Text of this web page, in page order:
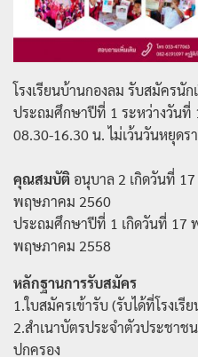
โรงเรียนบ้านกองลม รับสมัครนั
ประถมศึกษาปีที่ 1 ระหว่างวันที่
08.30-16.30 น. ไม่เว้นวันหยุดร
คุณสมบัติ อนุบาล 2 เกิดวันที่
พฤษภาคม 2560
ประถมศึกษาปีที่ 1 เกิดวันที่ 17
พฤษภาคม 2558
หลักฐานการรับสมัคร
1.ใบสมัครเข้ารับ (รับได้ที่โรงเรี
2.สำเนาบัตรประจำตัวประชาช
ปกครอง